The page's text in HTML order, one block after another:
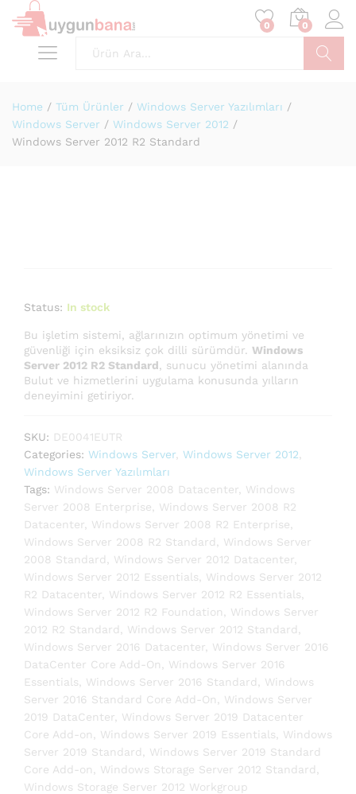
0 0
Home / Tüm Ürünler / Windows Server Yazılımları /
Windows Server / Windows Server 2012 /
Windows Server 2012 R2 Standard
Status: In stock
Bu işletim sistemi, ağlarınızın optimum yönetimi ve
güvenliği için eksiksiz çok dilli sürümdür. Windows
Server 2012 R2 Standard , sunucu yönetimi alanında
Bulut ve hizmetlerini uygulama konusunda yılların
deneyimini getiriyor.
SKU: DE0041EUTR
Categories: Windows Server Windows Server 2012
Windows Server Yazılımları
Tags: Windows Server 2008 Datacenter
Windows
Server 2008 Enterprise
Windows Server 2008 R2
Datacenter
Windows Server 2008 R2 Enterprise
Windows Server 2008 R2 Standard
Windows Server
2008 Standard
Windows Server 2012 Datacenter
Windows Server 2012 Essentials
Windows Server 2012
R2 Datacenter
Windows Server 2012 R2 Essentials
Windows Server 2012 R2 Foundation
Windows Server
2012 R2 Standard
Windows Server 2012 Standard
Windows Server 2016 Datacenter
Windows Server 2016
DataCenter Core Add-On
Windows Server 2016
Essentials
Windows Server 2016 Standard
Windows
Server 2016 Standard Core Add-On
Windows Server
2019 DataCenter
Windows Server 2019 Datacenter
Core Add-on
Windows Server 2019 Essentials
Windows
Server 2019 Standard
Windows Server 2019 Standard
Core Add-on
Windows Storage Server 2012 Standard
Windows Storage Server 2012 Workgroup